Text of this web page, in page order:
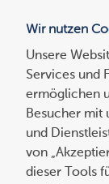
Suchen
nach:
Wir nutzen
Unsere
Services und
ermöglichen
Besucher mit
und
von
dieser Tools